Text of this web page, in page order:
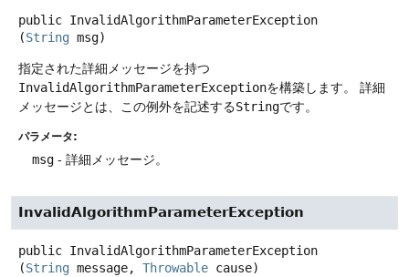
public InvalidAlgorithmParameterException
(String msg)
指定された詳細メッセージを持つ
InvalidAlgorithmParameterExceptionを構築します。
詳細
メッセージとは、この例外を記述するStringです。
パラメータ:
msg - 詳細メッセージ。
InvalidAlgorithmParameterException
public InvalidAlgorithmParameterException
(String message, Throwable cause)